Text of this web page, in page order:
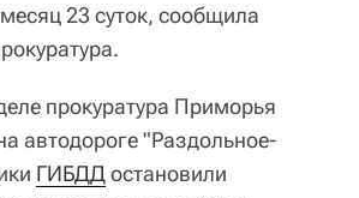
23 суток, сообщила
прокуратура Приморья
автодороге "Раздольное-
ГИБДДостановили